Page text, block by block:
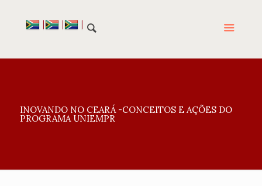
INOVANDO NO CEARÁ -CONCEITOS E AÇÕES DO
PROGRAMA UNIEMPR